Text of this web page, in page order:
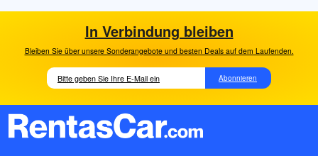
In Verbindung bleiben
Bleiben Sie über unsere Sonderangebote und besten Deals auf dem Laufenden.
Abonnieren